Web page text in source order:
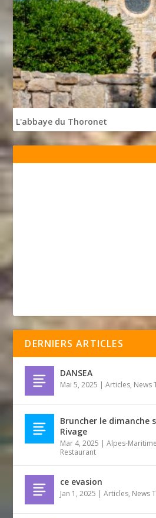
L'abbaye du Thoronet
DERNIERS ARTICLES
DANSEA
Mai 5, 2025 |Articles, News
Bruncher le dimanche
Rivage
Mar 4, 2025 |Alpes-
Restaurant
ce evasion
Jan 1, 2025 |Articles, News